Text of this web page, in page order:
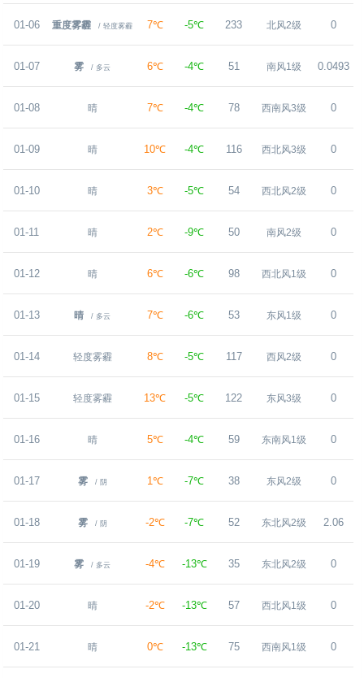
01-06 重度雾霾 / 轻度雾霾 7℃ -5℃ 233 北风2级 0
01-07 雾 / 多云 6℃ -4℃ 51 南风1级 0.0493
01-08 晴 7℃ -4℃ 78 西南风3级 0
01-09 晴 10℃ -4℃ 116 西北风3级 0
01-10 晴 3℃ -5℃ 54 西北风2级 0
01-11 晴 2℃ -9℃ 50 南风2级 0
01-12 晴 6℃ -6℃ 98 西北风1级 0
01-13 晴 / 多云 7℃ -6℃ 53 东风1级 0
01-14 轻度雾霾 8℃ -5℃ 117 西风2级 0
01-15 轻度雾霾 13℃ -5℃ 122 东风3级 0
01-16 晴 5℃ -4℃ 59 东南风1级 0
01-17 雾 / 阴 1℃ -7℃ 38 东风2级 0
01-18 雾 / 阴 -2℃ -7℃ 52 东北风2级 2.06
01-19 雾 / 多云 -4℃ -13℃ 35 东北风2级 0
01-20 晴 -2℃ -13℃ 57 西北风1级 0
01-21 晴 0℃ -13℃ 75 西南风1级 0